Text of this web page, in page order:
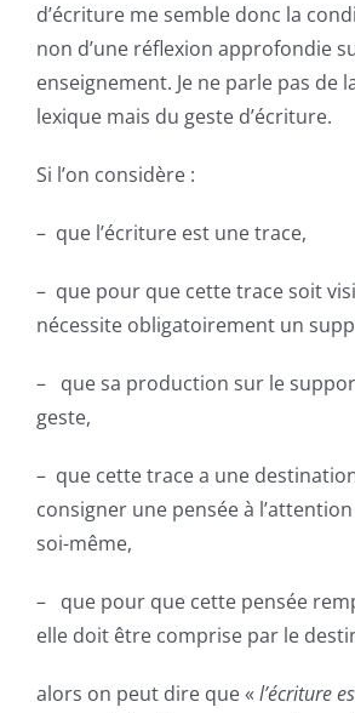
d’écriture me semble donc la
non d’une réflexion approfondie
enseignement. Je ne parle pas de
lexique mais du geste d’écriture.
Si l’on considère :
– que l’écriture est une trace,
– que pour que cette trace soit
nécessite obligatoirement un
– que sa production sur le
geste,
– que cette trace a une
consigner une pensée à
soi-même,
– que pour que cette pensée
elle doit être comprise par le
alors on peut dire que « l’écriture